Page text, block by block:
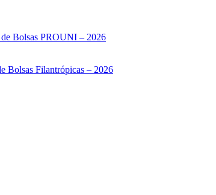
de Bolsas PROUNI – 2026
Bolsas Filantrópicas – 2026